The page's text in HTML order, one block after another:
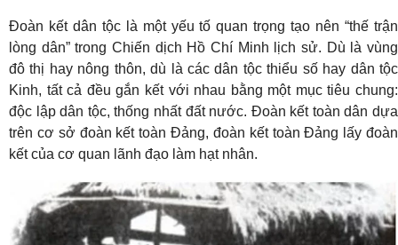
Đoàn kết dân tộc là một yếu tố quan trọng tạo nên “thế trận
lòng dân” trong Chiến dịch Hồ Chí Minh lịch sử. Dù là vùng
đô thị hay nông thôn, dù là các dân tộc thiểu số hay dân tộc
Kinh, tất cả đều gắn kết với nhau bằng một mục tiêu chung:
độc lập dân tộc, thống nhất đất nước. Đoàn kết toàn dân dựa
trên cơ sở đoàn kết toàn Đảng, đoàn kết toàn Đảng lấy đoàn
kết của cơ quan lãnh đạo làm hạt nhân.